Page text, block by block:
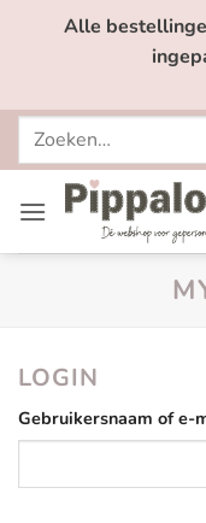
Alle
Zoeken
LOGIN
Gebruikersnaam of e-